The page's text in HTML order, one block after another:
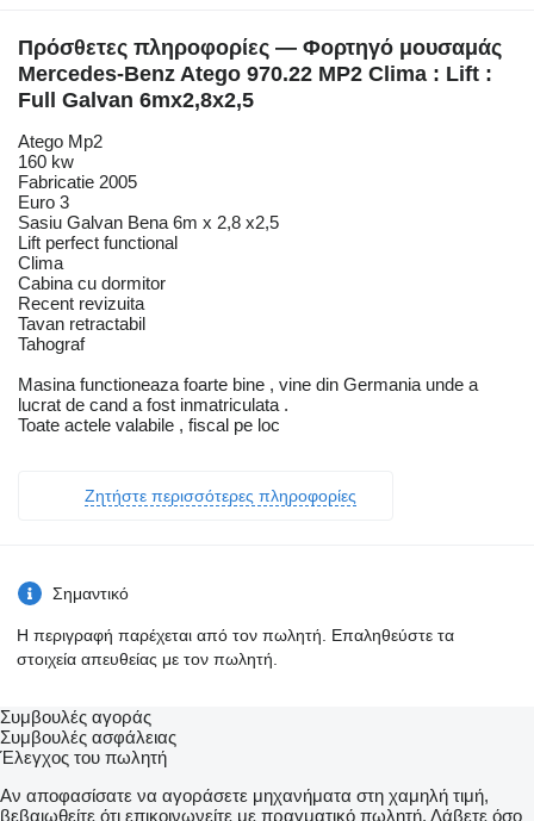
Πρόσθετες πληροφορίες — Φορτηγό μουσαμάς
Mercedes-Benz Atego 970.22 MP2 Clima : Lift :
Full Galvan 6mx2,8x2,5
Atego Mp2
160 kw
Fabricatie 2005
Euro 3
Sasiu Galvan Bena 6m x 2,8 x2,5
Lift perfect functional
Clima
Cabina cu dormitor
Recent revizuita
Tavan retractabil
Tahograf
Masina functioneaza foarte bine , vine din Germania unde a
lucrat de cand a fost inmatriculata .
Toate actele valabile , fiscal pe loc
Ζητήστε περισσότερες πληροφορίες
Σημαντικό
Η περιγραφή παρέχεται από τον πωλητή. Επαληθεύστε τα
στοιχεία απευθείας με τον πωλητή.
Συμβουλές αγοράς
Συμβουλές ασφάλειας
Έλεγχος του πωλητή
Αν αποφασίσατε να αγοράσετε μηχανήματα στη χαμηλή τιμή,
βεβαιωθείτε ότι επικοινωνείτε με πραγματικό πωλητή. Λάβετε όσο